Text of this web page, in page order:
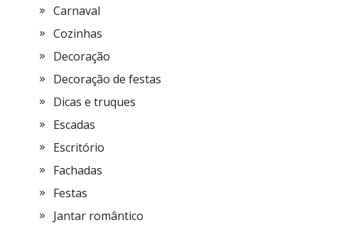
Carnaval
Cozinhas
Decoração
Decoração de festas
Dicas e truques
Escadas
Escritório
Fachadas
Festas
Jantar romântico